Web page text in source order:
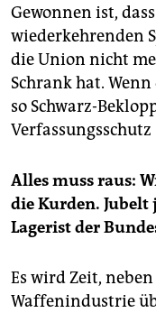
Gewonnen ist,
wiederkehrenden
die Union nicht
Schrank hat.
so Schwarz-
Verfassungsschutz
Alles muss raus:
die Kurden. Jubelt
Lagerist der
Es wird Zeit,
Waffenindustrie